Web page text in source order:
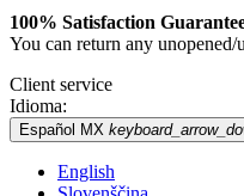
100% Satisfaction
You can return any
Client service
Idioma:
Español MX
English